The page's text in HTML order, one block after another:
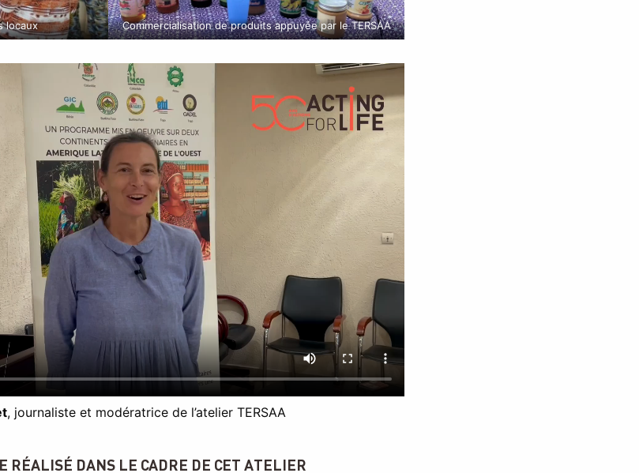
locaux Commercialisation de produits appuyée par le TERSAA
, journaliste et modératrice de l’atelier TERSAA
RÉALISÉ DANS LE CADRE DE CET ATELIER